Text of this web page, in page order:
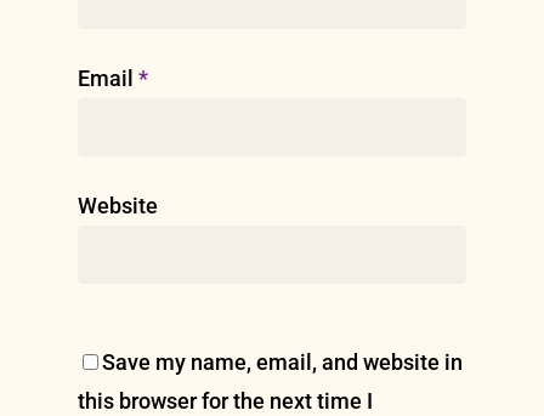
Email *
Website
Save my name, email, and website in
this browser for the next time I